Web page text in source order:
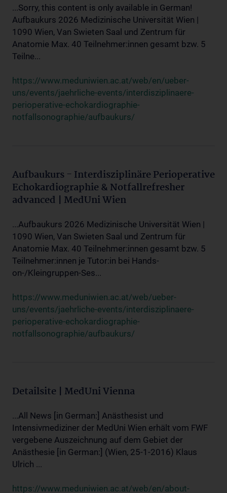
...Sorry, this content is only available in German!
Aufbaukurs 2026 Medizinische Universität Wien |
1090 Wien, Van Swieten Saal und Zentrum für
Anatomie Max. 40 Teilnehmer:innen gesamt bzw. 5
Teilne...
https://www.meduniwien.ac.at/web/en/ueber-
uns/events/jaehrliche-events/interdisziplinaere-
perioperative-echokardiographie-
notfallsonographie/aufbaukurs/
Aufbaukurs - Interdisziplinäre Perioperative
Echokardiographie & Notfallrefresher
advanced | MedUni Wien
...Aufbaukurs 2026 Medizinische Universität Wien |
1090 Wien, Van Swieten Saal und Zentrum für
Anatomie Max. 40 Teilnehmer:innen gesamt bzw. 5
Teilnehmer:innen je Tutor:in bei Hands-
on-/Kleingruppen-Ses...
https://www.meduniwien.ac.at/web/ueber-
uns/events/jaehrliche-events/interdisziplinaere-
perioperative-echokardiographie-
notfallsonographie/aufbaukurs/
Detailsite | MedUni Vienna
...All News [in German:] Anästhesist und
Intensivmediziner der MedUni Wien erhält vom FWF
vergebene Auszeichnung auf dem Gebiet der
Anästhesie [in German:] (Wien, 25-1-2016) Klaus
Ulrich ...
https://www.meduniwien.ac.at/web/en/about-